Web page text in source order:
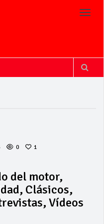
0
1
del motor,
Clásicos,
Vídeos